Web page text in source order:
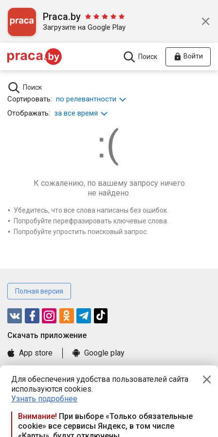
Для обеспечения удобства пользователей сайта
используются cookies.
Узнать подробнее
Внимание! При выборе «Только обязательные
cookie» все сервисы Яндекс, в том числе
Praca.by
Загрузите на Google Play
Поиск Войти
Поиск
Сортировать: по релевантности
Отображать: за все время
К сожалению, по вашему запросу ничего
не найдено.
Убедитесь, что все слова написаны без ошибок.
Попробуйте перефразировать ключевые слова.
Попробуйте упростить поисковый запрос.
Полная версия
Cкачать приложение
App store
Google play
Книга замечаний и предложений
Правила и документы
Praca.by © 2000—2026, ООО «ПРАЦА БАЙ»
Республика Беларусь, 220114, г. Минск, пр-т Независимости
117а, пом. № 9.